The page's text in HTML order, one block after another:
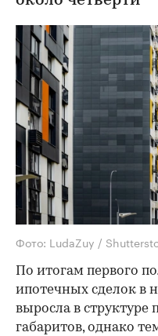
Фото: LudaZuy /
По итогам первого
ипотечных сделок в
выросла в
габаритов, однако